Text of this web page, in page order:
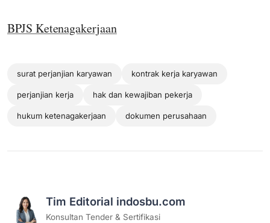
BPJS Ketenagakerjaan
surat perjanjian karyawan kontrak kerja karyawan
perjanjian kerja hak dan kewajiban pekerja
hukum ketenagakerjaan dokumen perusahaan
Tim Editorial indosbu.com
Konsultan Tender & Sertifikasi